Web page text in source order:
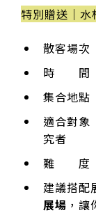
特別贈送｜水
散客場
時 間｜
集合地點
適合對象
究者
難 度｜
建議搭配
展場 ，